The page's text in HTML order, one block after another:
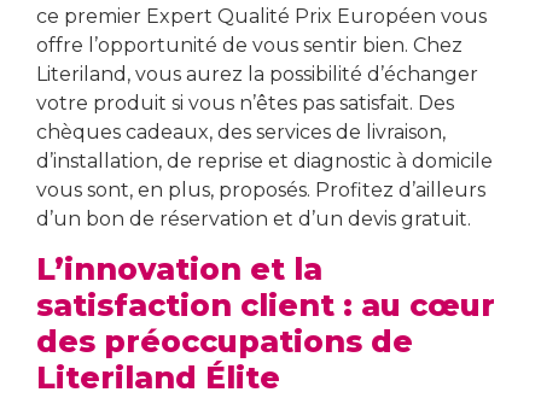
ce premier Expert Qualité Prix Européen vous
offre l’opportunité de vous sentir bien. Chez
Literiland, vous aurez la possibilité d’échanger
votre produit si vous n’êtes pas satisfait. Des
chèques cadeaux, des services de livraison,
d’installation, de reprise et diagnostic à domicile
vous sont, en plus, proposés. Profitez d’ailleurs
d’un bon de réservation et d’un devis gratuit.
L’innovation et la
satisfaction client : au cœur
des préoccupations de
Literiland Élite